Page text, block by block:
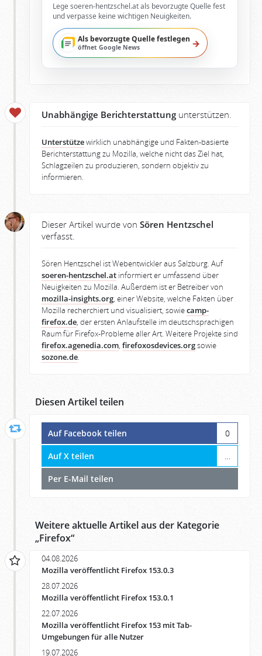
Lege soeren-hentzschel.at als bevorzugte Quelle fest
und verpasse keine wichtigen Neuigkeiten.
Als bevorzugte Quelle festlegen
öffnet Google News →
Unabhängige Berichterstattung unterstützen.
Unterstützewirklich unabhängige und Fakten-basierte
Berichterstattung zu Mozilla, welche nicht das Ziel hat,
Schlagzeilen zu produzieren, sondern objektiv zu
informieren.
Dieser Artikel wurde von Sören Hentzschel
verfasst.
Sören Hentzschel ist Webentwickler aus Salzburg. Auf
soeren-hentzschel.at informiert er umfassend über
Neuigkeiten zu Mozilla. Außerdem ist er Betreiber von
mozilla-insights.org, einer Website, welche Fakten über
Mozilla recherchiert und visualisiert, sowiecamp-
firefox.de, der ersten Anlaufstelle im deutschsprachigen
Raum für Firefox-Probleme aller Art. Weitere Projekte sind
firefox.agenedia.com, firefoxosdevices.orgsowie
sozone.de.
Diesen Artikel teilen
Auf Facebook teilen 0
Auf X teilen …
Per E-Mail teilen
Weitere aktuelle Artikel aus der Kategorie
„Firefox“
04.08.2026
Mozilla veröffentlicht Firefox 153.0.3
28.07.2026
Mozilla veröffentlicht Firefox 153.0.1
22.07.2026
Mozilla veröffentlicht Firefox 153 mit Tab-
Umgebungen für alle Nutzer
19.07.2026